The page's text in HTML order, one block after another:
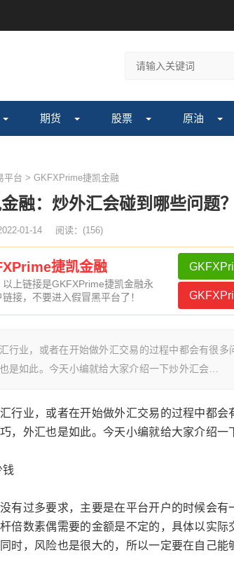
期货 股票 原油
平台 > GKFXPrime捷凯金融
融：炒外汇会碰到哪些问题？
01-14 阅读： (156)
捷凯金融
以上链接是GKFXPrime捷凯金融永
接，不要进入假冒黑平台了！
行业，或者在开始做外汇交易的过程中都会有很多
是如此。今天小编就给大家介绍一下炒外汇会…
行业，或者在开始做外汇交易的过程中都
，外汇也是如此。今天小编就给大家介绍一
过多要求，主要是在平台开户的时候会有
倍数素偶需要的金额是不定的，具体以实
时，风险也是很大的，所以一定要在自己能